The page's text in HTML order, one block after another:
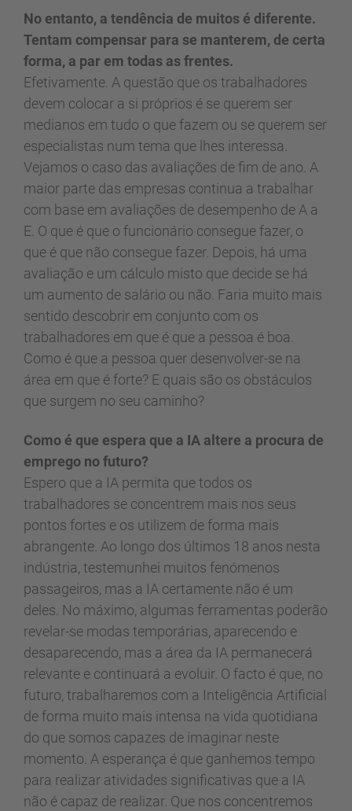
No entanto, a tendência de muitos é diferente.
Tentam compensar para se manterem, de certa
forma, a par em todas as frentes.
Efetivamente. A questão que os trabalhadores
devem colocar a si próprios é se querem ser
medianos em tudo o que fazem ou se querem ser
especialistas num tema que lhes interessa.
Vejamos o caso das avaliações de fim de ano. A
maior parte das empresas continua a trabalhar
com base em avaliações de desempenho de A a
E. O que é que o funcionário consegue fazer, o
que é que não consegue fazer. Depois, há uma
avaliação e um cálculo misto que decide se há
um aumento de salário ou não. Faria muito mais
sentido descobrir em conjunto com os
trabalhadores em que é que a pessoa é boa.
Como é que a pessoa quer desenvolver-se na
área em que é forte? E quais são os obstáculos
que surgem no seu caminho?
Como é que espera que a IA altere a procura de
emprego no futuro?
Espero que a IA permita que todos os
trabalhadores se concentrem mais nos seus
pontos fortes e os utilizem de forma mais
abrangente. Ao longo dos últimos 18 anos nesta
indústria, testemunhei muitos fenómenos
passageiros, mas a IA certamente não é um
deles. No máximo, algumas ferramentas poderão
revelar-se modas temporárias, aparecendo e
desaparecendo, mas a área da IA permanecerá
relevante e continuará a evoluir. O facto é que, no
futuro, trabalharemos com a Inteligência Artificial
de forma muito mais intensa na vida quotidiana
do que somos capazes de imaginar neste
momento. A esperança é que ganhemos tempo
para realizar atividades significativas que a IA
não é capaz de realizar. Que nos concentremos